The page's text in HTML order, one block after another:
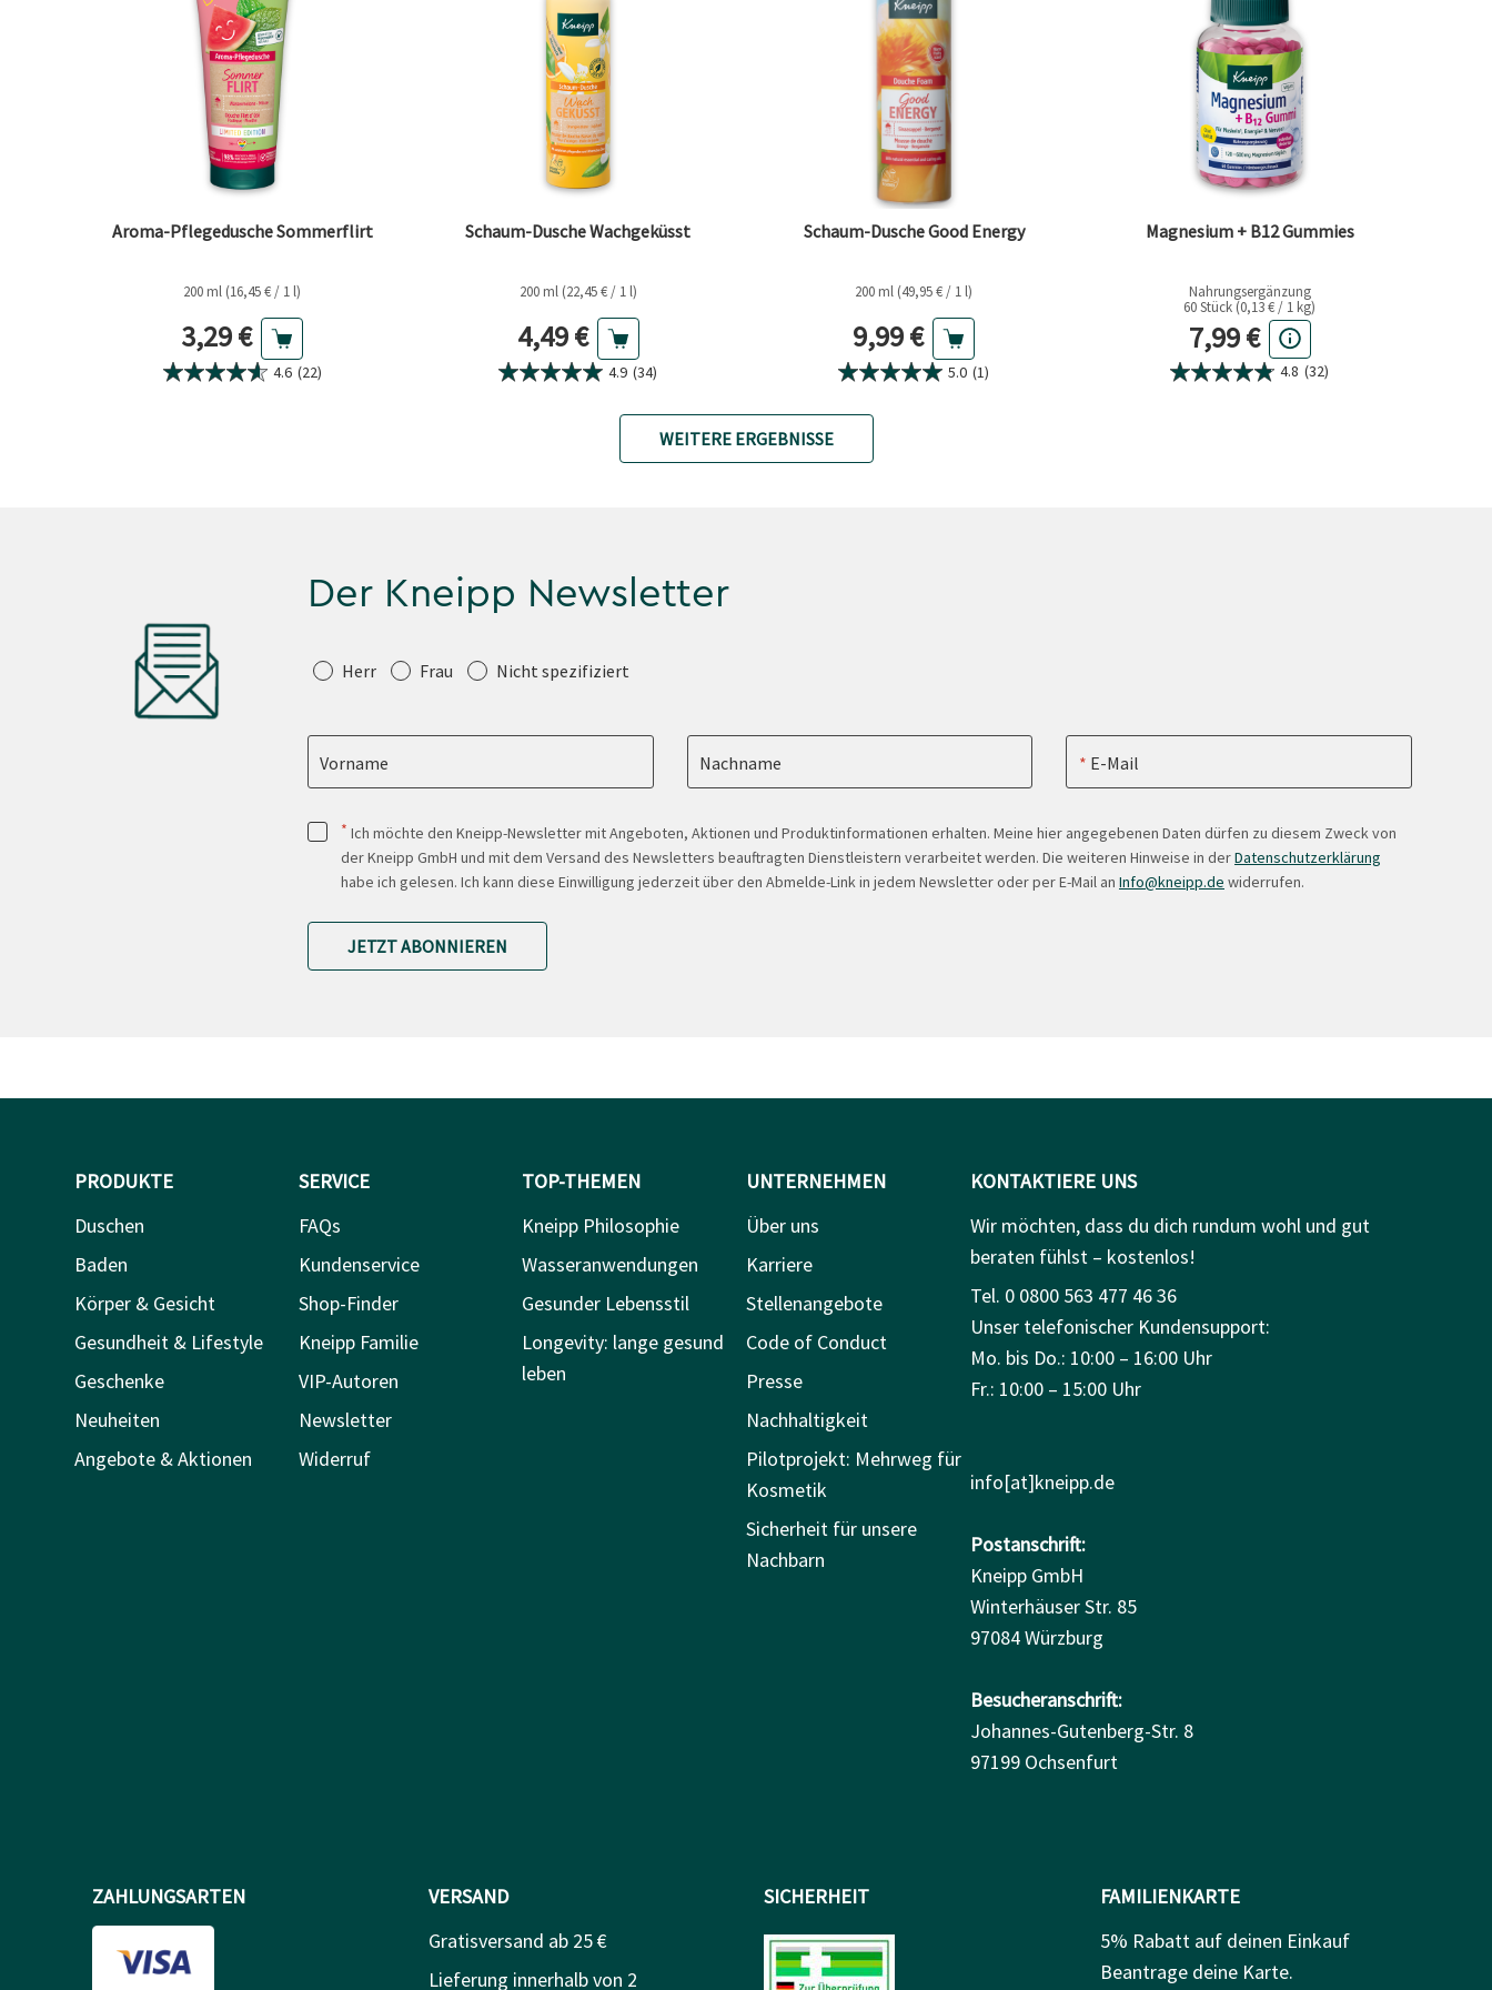
Aroma-Pflegedusche Sommerflirt
200 ml (16,45 € / 1 l)
Aktueller Preis
3,29 €
4.6 (22)
Schaum-Dusche Wachgeküsst
200 ml (22,45 € / 1 l)
Aktueller Preis
4,49 €
4.9 (34)
Schaum-Dusche Good Energy
200 ml (49,95 € / 1 l)
Aktueller Preis
9,99 €
5.0 (1)
Magnesium + B12 Gummies
Nahrungsergänzung
60 Stück (0,13 € / 1 kg)
Aktueller Preis
7,99 €
4.8 (32)
WEITERE ERGEBNISSE
Der Kneipp Newsletter
Anrede
Herr Frau Nicht spezifiziert
Vorname Nachname E-Mail
* Ich möchte den Kneipp-Newsletter mit Angeboten, Aktionen und Produktinformationen erhalten. Meine hier angegebenen Daten dürfen zu diesem Zweck von
der Kneipp GmbH und mit dem Versand des Newsletters beauftragten Dienstleistern verarbeitet werden. Die weiteren Hinweise in derDatenschutzerklärung
habe ich gelesen. Ich kann diese Einwilligung jederzeit über den Abmelde-Link in jedem Newsletter oder per E-Mail an Info@kneipp.de widerrufen.
JETZT ABONNIEREN
PRODUKTE
Duschen
Baden
Körper & Gesicht
Gesundheit & Lifestyle
Geschenke
Neuheiten
Angebote & Aktionen
SERVICE
FAQs
Kundenservice
Shop-Finder
Kneipp Familie
VIP-Autoren
Newsletter
Widerruf
TOP-THEMEN
Kneipp Philosophie
Wasseranwendungen
Gesunder Lebensstil
Longevity: lange gesund
leben
UNTERNEHMEN
Über uns
Karriere
Stellenangebote
Code of Conduct
Presse
Nachhaltigkeit
Pilotprojekt: Mehrweg für
Kosmetik
Sicherheit für unsere
Nachbarn
KONTAKTIERE UNS
Wir möchten, dass du dich rundum wohl und gut
beraten fühlst – kostenlos!
Tel. 0 0800 563 477 46 36
Unser telefonischer Kundensupport:
Mo. bis Do.: 10:00 – 16:00 Uhr
Fr.: 10:00 – 15:00 Uhr
info[at]kneipp.de
Postanschrift:
Kneipp GmbH
Winterhäuser Str. 85
97084 Würzburg
Besucheranschrift:
Johannes-Gutenberg-Str. 8
97199 Ochsenfurt
ZAHLUNGSARTEN
VERSAND
Gratisversand ab 25 €
Lieferung innerhalb von 2
SICHERHEIT
FAMILIENKARTE
5% Rabatt auf deinen Einkauf
Beantrage deine Karte.